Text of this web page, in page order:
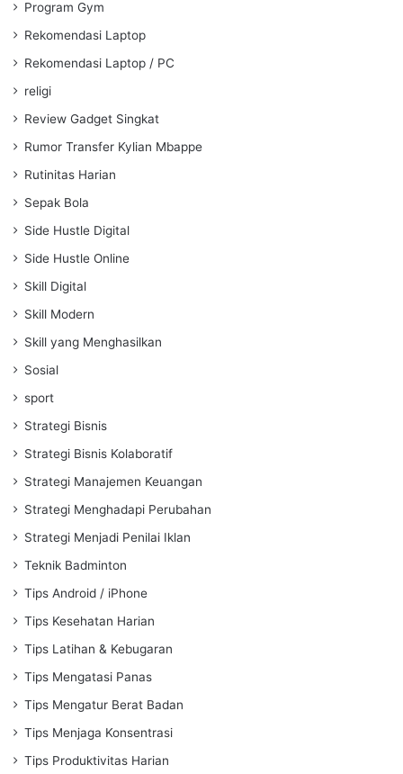
Program Gym
Rekomendasi Laptop
Rekomendasi Laptop / PC
religi
Review Gadget Singkat
Rumor Transfer Kylian Mbappe
Rutinitas Harian
Sepak Bola
Side Hustle Digital
Side Hustle Online
Skill Digital
Skill Modern
Skill yang Menghasilkan
Sosial
sport
Strategi Bisnis
Strategi Bisnis Kolaboratif
Strategi Manajemen Keuangan
Strategi Menghadapi Perubahan
Strategi Menjadi Penilai Iklan
Teknik Badminton
Tips Android / iPhone
Tips Kesehatan Harian
Tips Latihan & Kebugaran
Tips Mengatasi Panas
Tips Mengatur Berat Badan
Tips Menjaga Konsentrasi
Tips Produktivitas Harian